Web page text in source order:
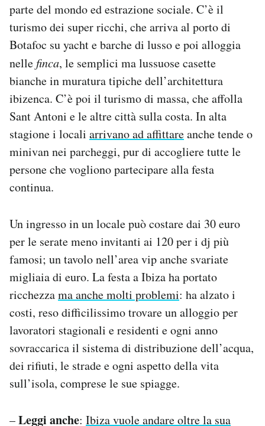
parte del mondo ed estrazione sociale. C’è il
turismo dei super ricchi, che arriva al porto di
Botafoc su yacht e barche di lusso e poi alloggia
nelle finca, le semplici ma lussuose casette
bianche in muratura tipiche dell’architettura
ibizenca. C’è poi il turismo di massa, che affolla
Sant Antoni e le altre città sulla costa. In alta
stagione i locali arrivano ad affittareanche tende o
minivan nei parcheggi, pur di accogliere tutte le
persone che vogliono partecipare alla festa
continua.
Un ingresso in un locale può costare dai 30 euro
per le serate meno invitanti ai 120 per i dj più
famosi; un tavolo nell’area vip anche svariate
migliaia di euro. La festa a Ibiza ha portato
ricchezzama anche molti problemi: ha alzato i
costi, reso difficilissimo trovare un alloggio per
lavoratori stagionali e residenti e ogni anno
sovraccarica il sistema di distribuzione dell’acqua,
dei rifiuti, le strade e ogni aspetto della vita
sull’isola, comprese le sue spiagge.
–Leggi anche: Ibiza vuole andare oltre la sua